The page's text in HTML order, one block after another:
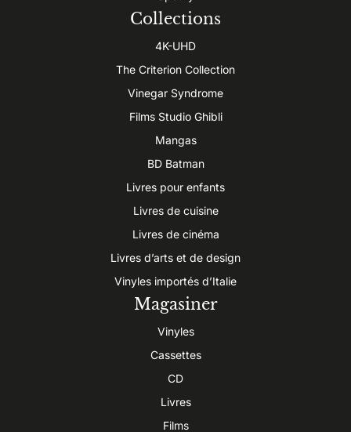
Collections
4K-UHD
The Criterion Collection
Vinegar Syndrome
Films Studio Ghibli
Mangas
BD Batman
Livres pour enfants
Livres de cuisine
Livres de cinéma
Livres d’arts et de design
Vinyles importés d’Italie
Magasiner
Vinyles
Cassettes
CD
Livres
Films